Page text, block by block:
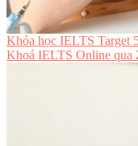
Khóa học IELTS Target
Khoá IELTS Online qua